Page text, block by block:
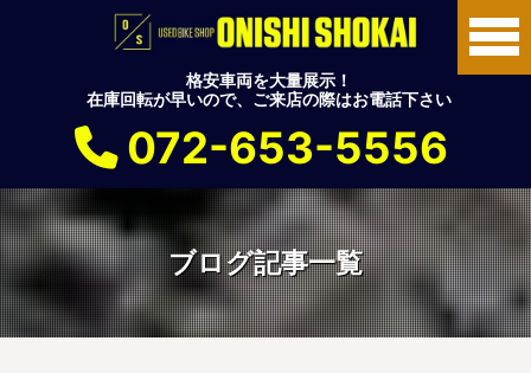
格安車両を大量展示！
在庫回転が早いので、ご来店の際はお電話下さい
072-653-5556
ブログ記事一覧